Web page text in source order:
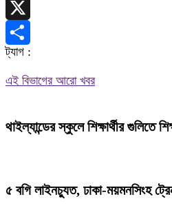
Telegram
X
Share
ট্যাগ :
এই বিভাগের আরো খবর
থাইল্যান্ডের স্কুলে শিক্ষার্থীর
৫ বগি লাইনচ্যুত, ঢাকা-ময়মনসিংহ